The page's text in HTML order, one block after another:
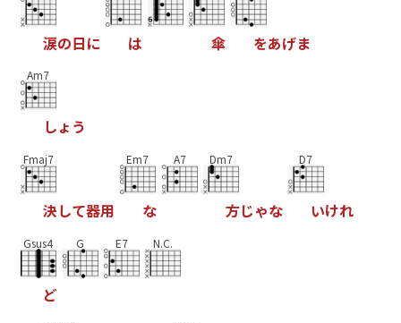
涙の日に は 傘 をあげま
Am7
しょ う
Fmaj7
決して器用
Em7
な
A7 Dm7
方じゃな
D7
いけれ
Gsus4
ど
G E7 N.C.